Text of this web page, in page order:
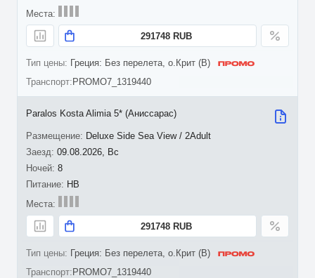
291748 RUB
Греция: Без перелета, о.Крит (B)
PROMO7_1319440
09.08.2026, Вс
8
Paralos Kosta Alimia 5* (Аниссарас)
Deluxe Side Sea View / 2Adult
HB
291748 RUB
Греция: Без перелета, о.Крит (B)
PROMO7_1319440